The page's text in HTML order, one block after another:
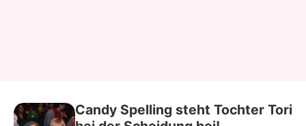
Candy Spelling steht Tochter Tori